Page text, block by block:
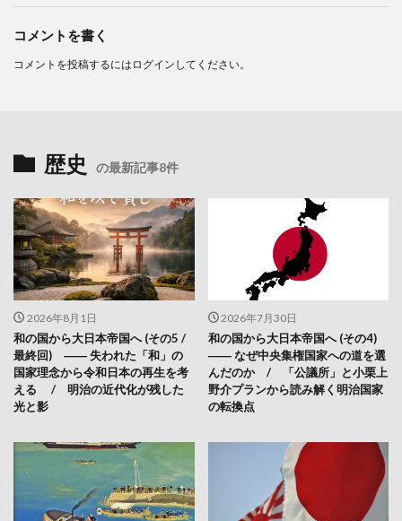
コメントを書く
コメントを投稿するには ログイン してください。
歴史 の最新記事8件
2026年8月1日
和の国から大日本帝国へ (その5 /
最終回) ―― 失われた「和」の
国家理念から令和日本の再生を考
える / 明治の近代化が残した
光と影
2026年7月30日
和の国から大日本帝国へ (その4)
―― なぜ中央集権国家への道を選
んだのか / 「公議所」と小栗上
野介プランから読み解く明治国家
の転換点